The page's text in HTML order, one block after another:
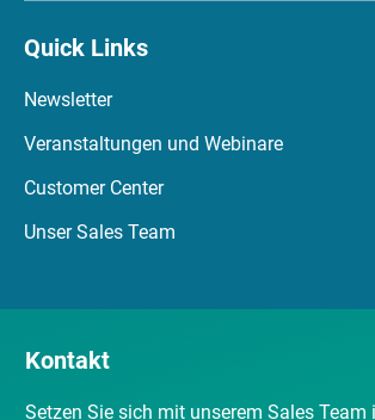
Quick Links
Newsletter
Veranstaltungen und Webinare
Customer Center
Unser Sales Team
Kontakt
Setzen Sie sich mit unserem Sales Team